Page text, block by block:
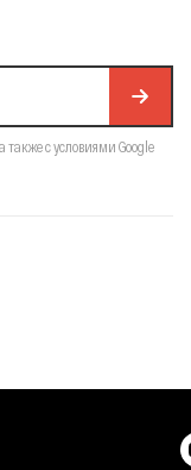
а также с условиями Google